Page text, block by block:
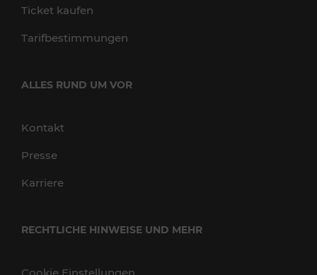
Ticket kaufen
Tarifbestimmungen
ALLES RUND UM VOR
Kontakt
Presse
Karriere
RECHTLICHE HINWEISE UND MEHR